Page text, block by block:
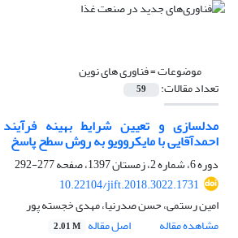
موضوعات =فناوری های نوین
تعداد مقالات: 59
مدلسازی و تعیین شرایط بهینه
احمدآقایی با مایکروویو به روش سطح پاسخ
دوره 6، شماره 2، زمستان 1397، صفحه
277-292
10.22104/jift.2018.3022.1731
امین رستمی، حسن صدرنیا، مهدی خجسته پور
مشاهده مقاله
اصل مقاله 2.01 M